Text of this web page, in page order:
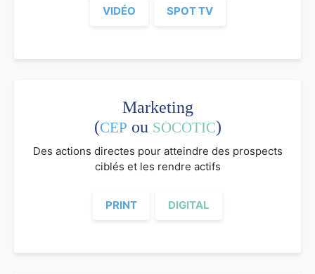
VIDÉO SPOT TV
Marketing
(CEP ou SOCOTIC)
Des actions directes pour atteindre des prospects
ciblés et les rendre actifs
PRINT DIGITAL